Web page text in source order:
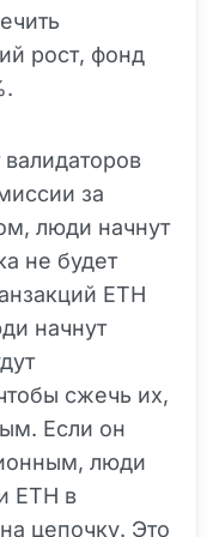
рост, фонд
за
люди начнут
не будет
ETH
начнут
сжечь их,
Если он
люди
ETH в
цепочку. Это